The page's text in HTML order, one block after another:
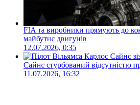
FIA та виробники прямують до
майбутнє двигунів
12.07.2026, 0:35
Сайнс стурбований відсутністю
11.07.2026, 16:32